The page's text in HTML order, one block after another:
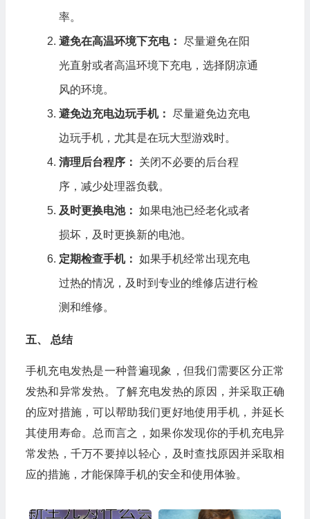
率。
避免在高温环境下充电： 尽量避免在阳
光直射或者高温环境下充电，选择阴凉通
风的环境。
避免边充电边玩手机： 尽量避免边充电
边玩手机，尤其是在玩大型游戏时。
清理后台程序： 关闭不必要的后台程
序，减少处理器负载。
及时更换电池： 如果电池已经老化或者
损坏，及时更换新的电池。
定期检查手机： 如果手机经常出现充电
过热的情况，及时到专业的维修店进行检
测和维修。
五、 总结
手机充电发热是一种普遍现象，但我们需要区分正常
发热和异常发热。了解充电发热的原因，并采取正确
的应对措施，可以帮助我们更好地使用手机，并延长
其使用寿命。总而言之，如果你发现你的手机充电异
常发热，千万不要掉以轻心，及时查找原因并采取相
应的措施，才能保障手机的安全和使用体验。